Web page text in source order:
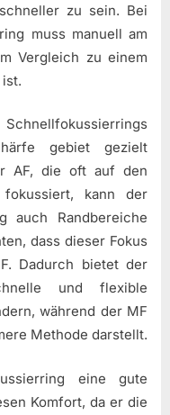
zu sein. Bei
muss manuell am
Vergleich zu einem
gebiet gezielt
AF, die oft auf den
kann der
auch Randbereiche
dass dieser Fokus
Dadurch bietet der
und flexible
während der MF
Methode darstellt.
eine gute
Komfort, da er die